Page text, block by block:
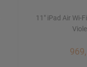
11" iPad Air Wi-